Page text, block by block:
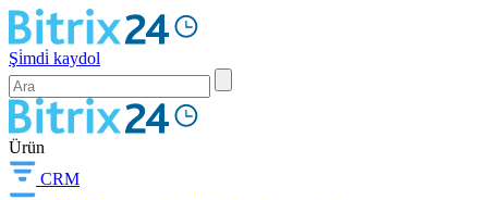
Şi̇mdi̇ kaydol
Ürün
CRM